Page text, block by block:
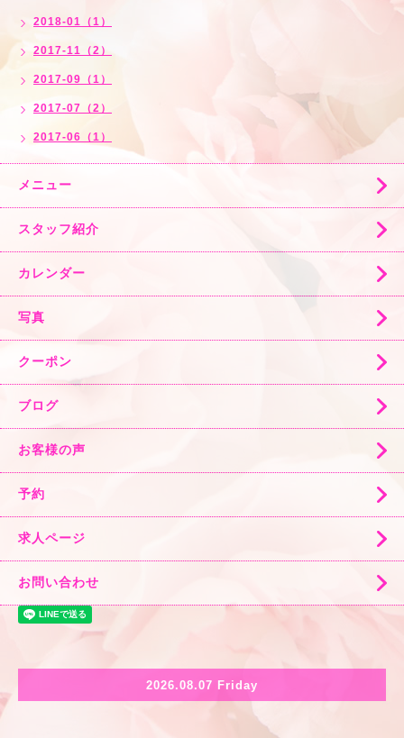
2018-01（1）
2017-11（2）
2017-09（1）
2017-07（2）
2017-06（1）
メニュー
スタッフ紹介
カレンダー
写真
クーポン
ブログ
お客様の声
予約
求人ページ
お問い合わせ
2026.08.07 Friday